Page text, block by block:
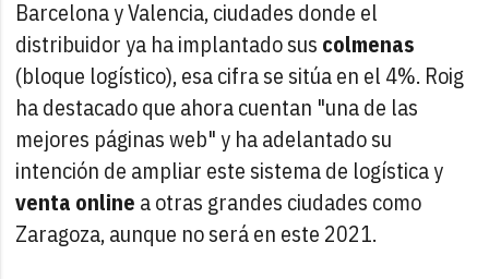
Barcelona y Valencia, ciudades donde el
distribuidor ya ha implantado sus colmenas
(bloque logístico), esa cifra se sitúa en el 4%. Roig
ha destacado que ahora cuentan "una de las
mejores páginas web" y ha adelantado su
intención de ampliar este sistema de logística y
venta online a otras grandes ciudades como
Zaragoza, aunque no será en este 2021.